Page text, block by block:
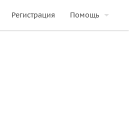
Регистрация Помощь